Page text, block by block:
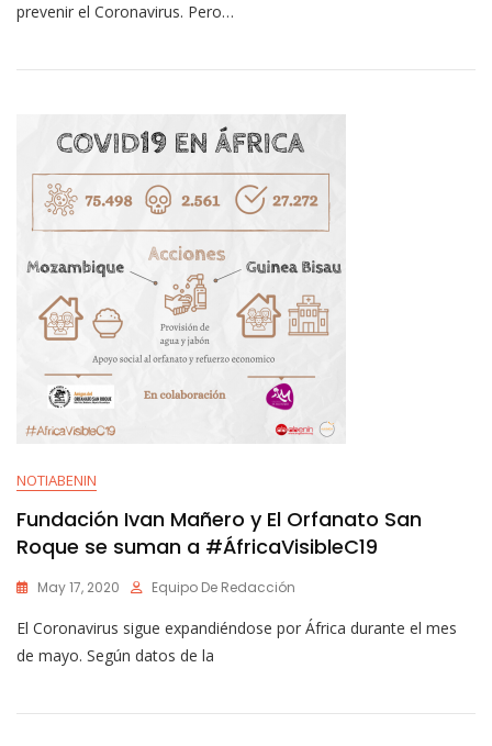
prevenir el Coronavirus. Pero…
NOTIABENIN
Fundación Ivan Mañero y El Orfanato San
Roque se suman a #ÁfricaVisibleC19
May 17, 2020 Equipo De Redacción
El Coronavirus sigue expandiéndose por África durante el mes
de mayo. Según datos de la